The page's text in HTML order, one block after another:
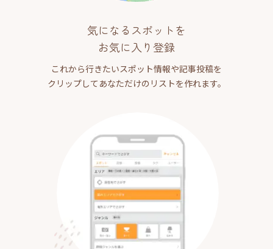
気になるスポットを
お気に入り登録
これから行きたいスポット情報や記事投稿を
クリップしてあなただけのリストを作れます。